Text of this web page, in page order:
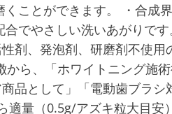
ことができます。 ・合成
でやさしい洗いあがりで
剤、発泡剤、研磨剤不使
ら、「ホワイトニング施
品として」「電動歯ブラシ
適量（0.5g/アズキ粒大目安